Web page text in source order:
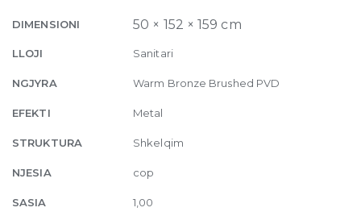
Flessa,
pop-
up
726
Warm
Brushed
PVD
DIMENSIONI 50 × 152 × 159 cm
LLOJI Sanitari
NGJYRA Warm Bronze Brushed PVD
EFEKTI Metal
STRUKTURA Shkelqim
NJESIA cop
SASIA 1,00